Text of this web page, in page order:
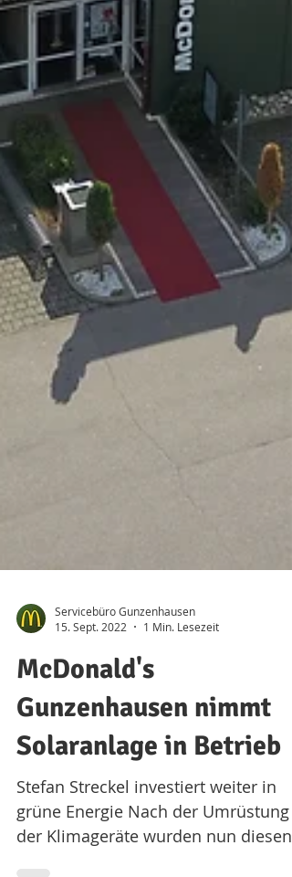
Servicebüro Gunzenhausen
15. Sept. 2022
1 Min. Lesezeit
McDonald's
Gunzenhausen nimmt
Solaranlage in Betrieb
Stefan Streckel investiert weiter in